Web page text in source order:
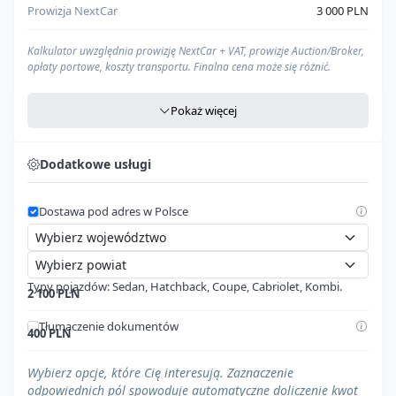
Prowizja NextCar 3 000 PLN
Kalkulator uwzględnia prowizję NextCar + VAT, prowizje Auction/Broker,
opłaty portowe, koszty transportu. Finalna cena może się różnić.
Pokaż więcej
Cło Zawarte w"Opłaty portowe w UE"
VAT Zawarte w"Opłaty portowe w UE"
Cena pod dom (PLN)
Nasz kalkulator tokompleksowe narzędzie, które pomoże Ci oszacować
Twój dom w Polsce. W kalkulacji uwzględniamy wszystkie najważniejsze
elementy, aby dać Ci
Prowizję NextCar:naszą opłatę za kompleksową obsługę
procesu importu.
Dodatkowe usługi
Dostawa pod adres w Polsce
Typy pojazdów: Sedan, Hatchback, Coupe, Cabriolet, Kombi.
2 100 PLN
Tłumaczenie dokumentów
400 PLN
Pojazd z regulacjami prawnymi
$0
Wybierz opcje, które Cię interesują. Zaznaczenie
odpowiednich pól spowoduje automatyczne doliczenie kwot